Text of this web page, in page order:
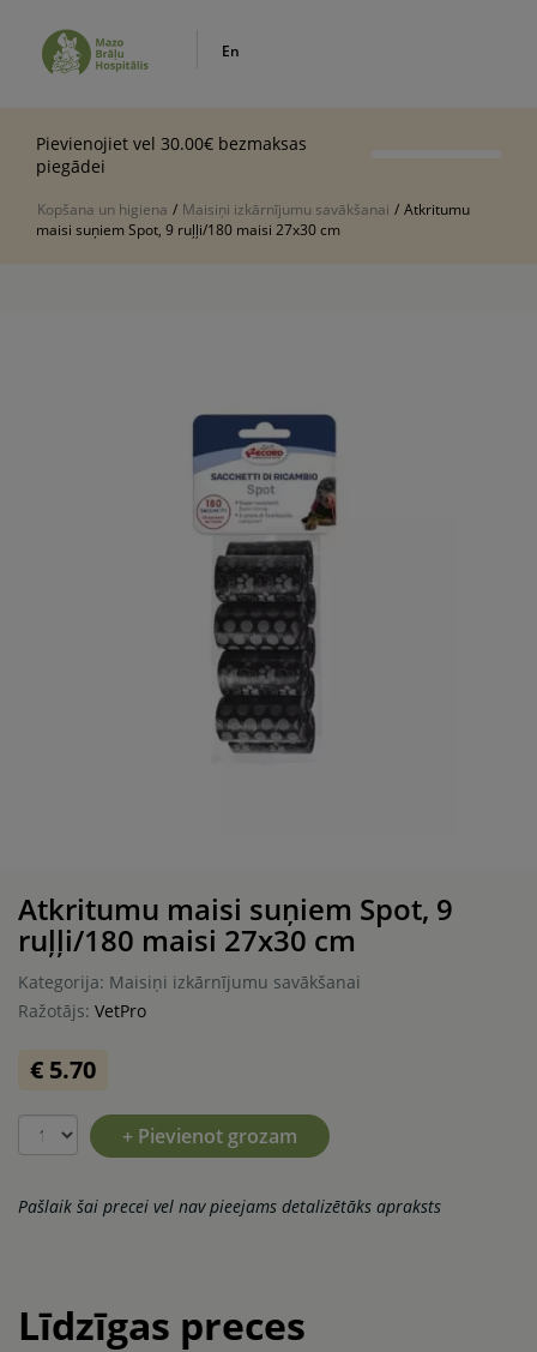
En
Pievienojiet vel 30.00€ bezmaksas
piegādei
Kopšana un higiena / Maisiņi izkārnījumu savākšanai / Atkritumu
maisi suņiem Spot, 9 ruļļi/180 maisi 27x30 cm
Atkritumu maisi suņiem Spot, 9
ruļļi/180 maisi 27x30 cm
Kategorija: Maisiņi izkārnījumu savākšanai
Ražotājs: VetPro
€ 5.70
+ Pievienot grozam
Pašlaik šai precei vel nav pieejams detalizētāks apraksts
Līdzīgas preces